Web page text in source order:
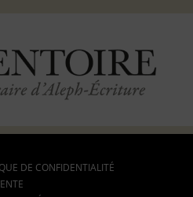
DE CONFIDENTIALITÉ